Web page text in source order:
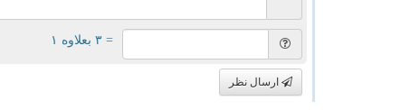
= ۳ بعلاوه ۱
ارسال نظر